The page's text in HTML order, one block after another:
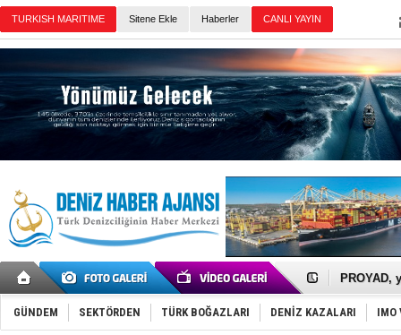
Sitene Ekle Haberler
İTU AUV,
PROYAD,
Türkiye-
Türk
Deniz
GÜNDEM SEKTÖRDEN TÜRK BOĞAZLARI DENİZ KAZALARI IMO